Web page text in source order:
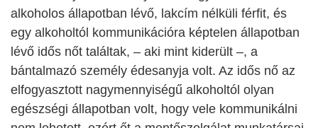
alkoholos állapotban lévő, lakcím nélküli férfit, és
egy alkoholtól kommunikációra képtelen állapotban
lévő idős nőt találtak, – aki mint kiderült –, a
bántalmazó személy édesanyja volt. Az idős nő az
elfogyasztott nagymennyiségű alkoholtól olyan
egészségi állapotban volt, hogy vele kommunikálni